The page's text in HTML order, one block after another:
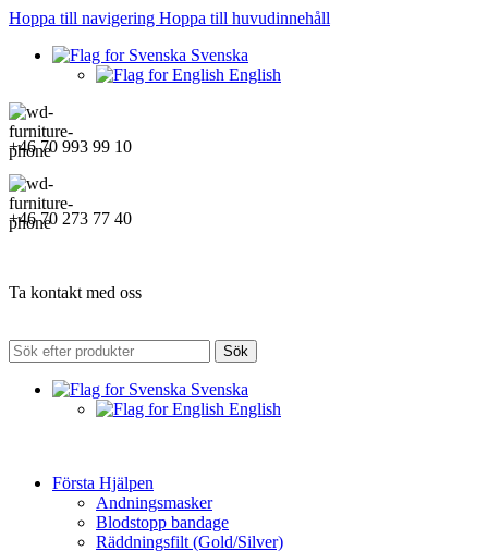
Hoppa till navigering Hoppa till huvudinnehåll
Svenska
English
+46 70 993 99 10
+46 70 273 77 40
Ta kontakt med oss
Sök
Svenska
English
Första Hjälpen
Andningsmasker
Blodstopp bandage
Räddningsfilt (Gold/Silver)